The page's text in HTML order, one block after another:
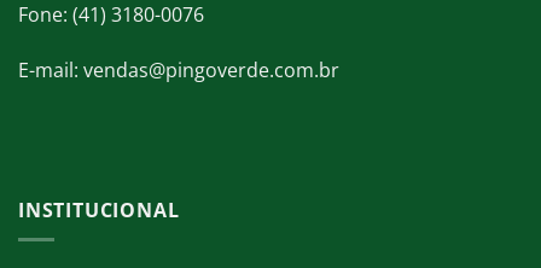
Fone: (41) 3180-0076
E-mail: vendas@pingoverde.com.br
INSTITUCIONAL